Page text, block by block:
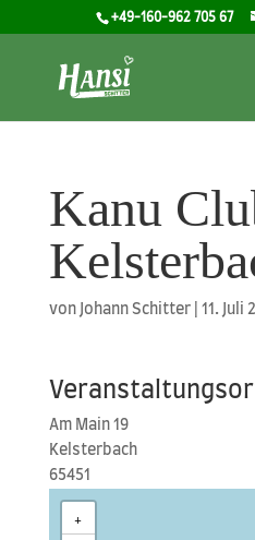
+49-160-962 705 67
Kanu
von Johann Schitter| 11. Juli
Am Main 19
Kels­ter­bach
65451
+